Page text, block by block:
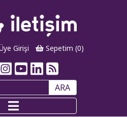
Girişi Sepetim (0)
ARA